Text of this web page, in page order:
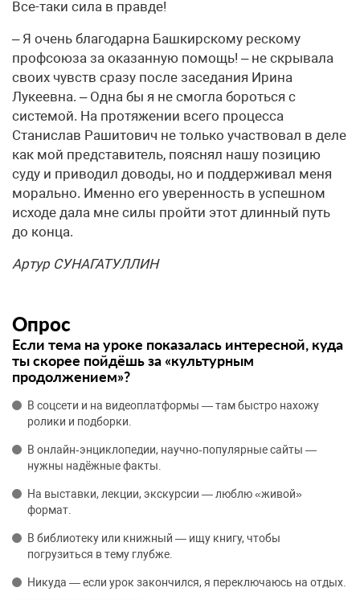
Все-таки сила в правде!
– Я очень благодарна Башкирскому рескому
профсоюза за оказанную помощь! – не скрывала
своих чувств сразу после заседания Ирина
Лукеевна. – Одна бы я не смогла бороться с
системой. На протяжении всего процесса
Станислав Рашитович не только участвовал в деле
как мой представитель, пояснял нашу позицию
суду и приводил доводы, но и поддерживал меня
морально. Именно его уверенность в успешном
исходе дала мне силы пройти этот длинный путь
до конца.
Артур СУНАГАТУЛЛИН
Опрос
Если тема на уроке показалась интересной, куда
ты скорее пойдёшь за «культурным
продолжением»?
В соцсети и на видеоплатформы — там быстро нахожу
ролики и подборки.
В онлайн‑энциклопедии, научно‑популярные сайты —
нужны надёжные факты.
На выставки, лекции, экскурсии — люблю «живой»
формат.
В библиотеку или книжный — ищу книгу, чтобы
погрузиться в тему глубже.
Никуда — если урок закончился, я переключаюсь на отдых.